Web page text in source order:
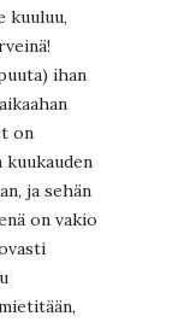
kuuluu,
ihan
on
ja sehän
on vakio